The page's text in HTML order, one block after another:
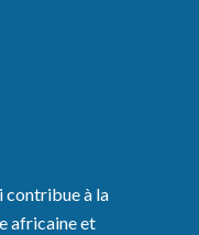
contribue à la
africaine et